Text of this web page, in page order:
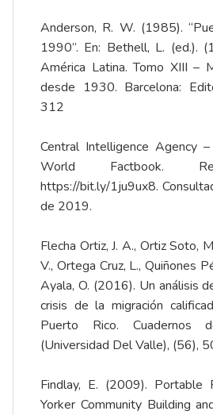
Anderson, R. W. (1985).
1990”. En: Bethell, L. (ed.).
América Latina. Tomo XIII –
desde 1930. Barcelona:
312
Central Intelligence Agency
World Factbook.
https://bit.ly/1ju9ux8.
de 2019.
Flecha Ortiz, J. A., Ortiz Soto,
V., Ortega Cruz, L., Quiñones
Ayala, O. (2016). Un análisis
crisis de la migración
Puerto Rico. Cuadernos
(Universidad Del Valle), (56),
Findlay, E. (2009). Portable
Yorker Community Building